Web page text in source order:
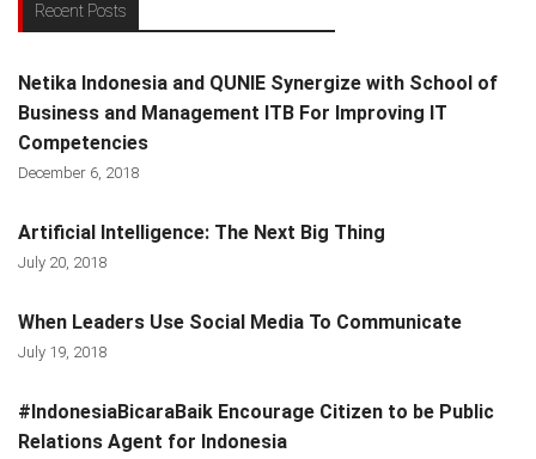
Recent Posts
Netika Indonesia and QUNIE Synergize with School of
Business and Management ITB For Improving IT
Competencies
December 6, 2018
Artificial Intelligence: The Next Big Thing
July 20, 2018
When Leaders Use Social Media To Communicate
July 19, 2018
#IndonesiaBicaraBaik Encourage Citizen to be Public
Relations Agent for Indonesia